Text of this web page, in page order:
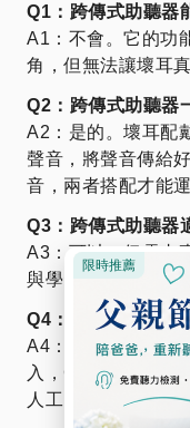
Q1：跨傳式助聽器
A1：不會。它的功
角，但無法讓壞耳
Q2：跨傳式助聽器
A2：是的。壞耳配
聲音，將聲音傳給
音，兩者搭配才能運
Q3：跨傳式助聽器
A3：可以，但需由
與學習環境適合。
Q4：我可以選擇跨
A4：若不想接受手
入，CROS 是理想
人工電子耳。